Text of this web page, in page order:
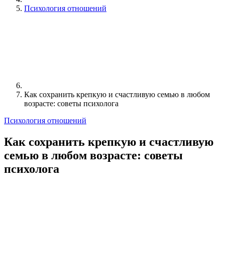
Психология отношений
Как сохранить крепкую и счастливую семью в любом
возрасте: советы психолога
Психология отношений
Как сохранить крепкую и счастливую
семью в любом возрасте: советы
психолога